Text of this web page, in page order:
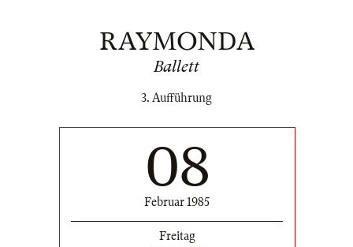
RAYMONDA
Ballett
3. Aufführung
08
Februar 1985
Freitag